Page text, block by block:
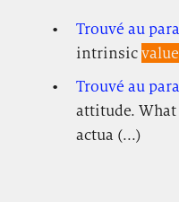
Trouvé au
intrinsicvalue
Trouvé au
attitude. What
actua (...)